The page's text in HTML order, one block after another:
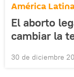
América
El aborto
cambiar la
30 de diciembre